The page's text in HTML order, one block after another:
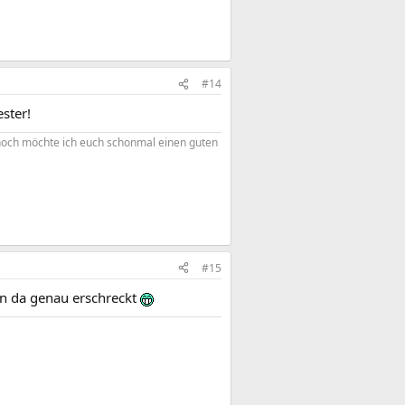
#14
möchte ich euch schonmal einen guten
#15
da genau erschreckt